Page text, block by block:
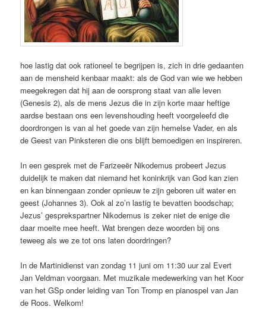
hoe lastig dat ook rationeel te begrijpen is, zich in drie gedaanten
aan de mensheid kenbaar maakt: als de God van wie we hebben
meegekregen dat hij aan de oorsprong staat van alle leven
(Genesis 2), als de mens Jezus die in zijn korte maar heftige
aardse bestaan ons een levenshouding heeft voorgeleefd die
doordrongen is van al het goede van zijn hemelse Vader, en als
de Geest van Pinksteren die ons blijft bemoedigen en inspireren.
In een gesprek met de Farizeeër Nikodemus probeert Jezus
duidelijk te maken dat niemand het koninkrijk van God kan zien
en kan binnengaan zonder opnieuw te zijn geboren uit water en
geest (Johannes 3). Ook al zo’n lastig te bevatten boodschap;
Jezus’ gesprekspartner Nikodemus is zeker niet de enige die
daar moeite mee heeft. Wat brengen deze woorden bij ons
teweeg als we ze tot ons laten doordringen?
In de Martinidienst van zondag 11 juni om 11:30 uur zal Evert
Jan Veldman voorgaan. Met muzikale medewerking van het Koor
van het GSp onder leiding van Ton Tromp en pianospel van Jan
de Roos. Welkom!